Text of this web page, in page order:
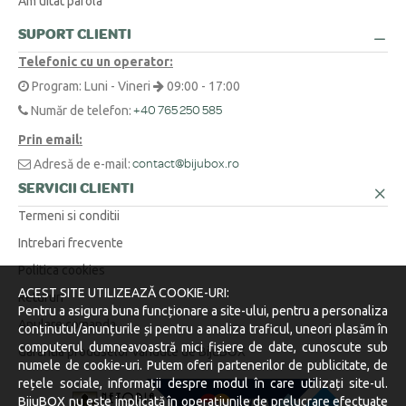
O metodă simplă este să înfășori o ață în jurul degetului sau la baza
gâtului, să marchezi punctul unde se suprapune, apoi să măsori
lungimea obținută cu o riglă.
Suntem aici pentru tine! Ne poți contacta telefonic la 0371 230 499, prin
WhatsApp la +40 770 921 356 sau prin email la
SUPORT CLIENTI
Telefonic cu un operator:
Program: Luni - Vineri
09:00 - 17:00
Număr de telefon: +40 765 250 585
Prin email:
Adresă de e-mail: contact@bijubox.ro
SERVICII CLIENTI
Termeni si conditii
Intrebari frecvente
Politica cookies
Retururi
Anulare comanda
Garantia produselor vandute de BijuBOX
ACEST SITE UTILIZEAZĂ COOKIE-URI:
Pentru a asigura buna funcționare a site-ului, pentru a personaliza
conținutul/anunțurile și pentru a analiza traficul, uneori plasăm în
computerul dumneavoastră mici fișiere de date, cunoscute sub
numele de cookie-uri. Putem oferi partenerilor de publicitate, de
rețele sociale, informații despre modul în care utilizați site-ul.
BijuBOX nu este implicată în operațiunile de prelucrare efectuate